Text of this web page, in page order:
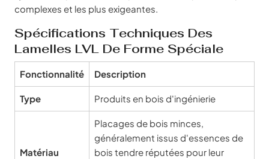
complexes et les plus exigeantes.
Spécifications Techniques Des
Lamelles LVL De Forme Spéciale
Fonctionnalité Description
Type Produits en bois d'ingénierie
Matériau
Placages de bois minces,
généralement issus d'essences de
bois tendre réputées pour leur